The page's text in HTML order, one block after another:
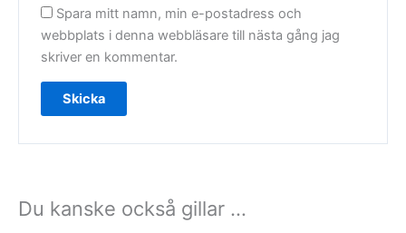
Spara mitt namn, min e-postadress och
webbplats i denna webbläsare till nästa gång jag
skriver en kommentar.
Du kanske också gillar …